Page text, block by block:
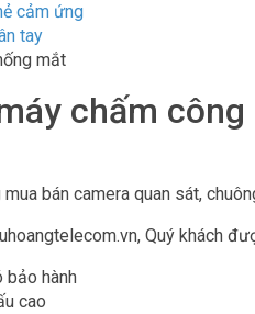
cảm ứng
tay
mắt
chấm
mua bán camera quan sát,
Quý khách
bảo hành
cao